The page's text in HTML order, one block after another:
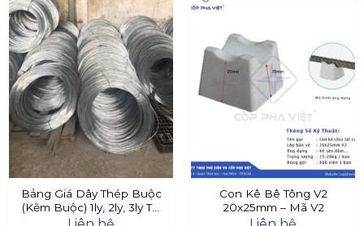
Bảng Giá Dây Thép Buộc
(Kẽm Buộc) 1ly, 2ly, 3ly Tại
Đây
Con Kê Bê Tông V2
20x25mm – Mã V2